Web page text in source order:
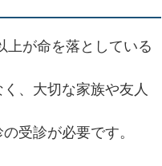
上が命を落としている
、大切な家族や友人
受診が必要です。